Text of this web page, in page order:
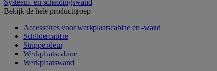
Systeem- en scheidingswand
Bekijk de hele productgroep
Accessoires voor werkplaatscabine en -wand
Schildercabine
Strippendeur
Werkplaatscabine
Werkplaatswand